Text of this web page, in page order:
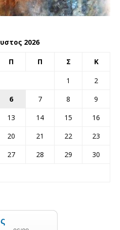
2026
Π Π Σ Κ
1
2
6 7 8
9
13 14 15
16
20 21 22
23
27 28 29
30